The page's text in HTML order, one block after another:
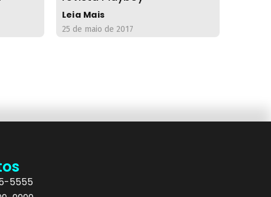
Leia Mais
25 de maio de 2017
5555